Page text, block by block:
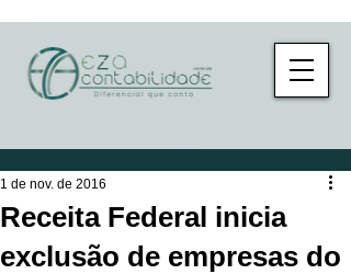
Receita Federal inicia
exclusão de empresas do
1 de nov. de 2016